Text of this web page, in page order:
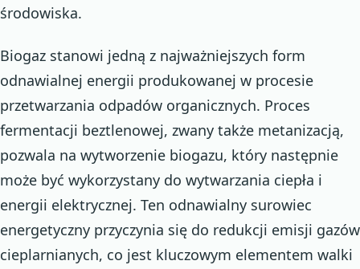
środowiska.
Biogaz stanowi jedną z najważniejszych form
odnawialnej energii produkowanej w procesie
przetwarzania odpadów organicznych. Proces
fermentacji beztlenowej, zwany także metanizacją,
pozwala na wytworzenie biogazu, który następnie
może być wykorzystany do wytwarzania ciepła i
energii elektrycznej. Ten odnawialny surowiec
energetyczny przyczynia się do redukcji emisji gazów
cieplarnianych, co jest kluczowym elementem walki